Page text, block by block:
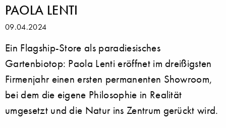
PAOLA LENTI
09.04.2024
Ein Flagship-Store als paradiesisches
Gartenbiotop: Paola Lenti eröffnet im dreißigsten
Firmenjahr einen ersten permanenten Showroom,
bei dem die eigene Philosophie in Realität
umgesetzt und die Natur ins Zentrum gerückt wird.